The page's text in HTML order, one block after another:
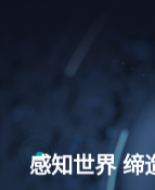
感知世界 缔